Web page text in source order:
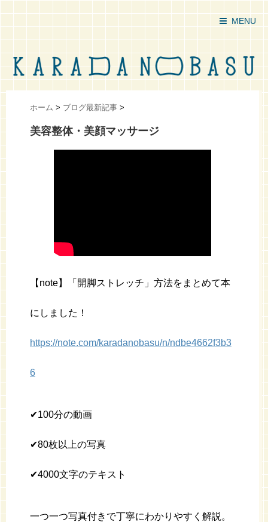
MENU
ホーム > ブログ最新記事 >
美容整体・美顔マッサージ
【note】「開脚ストレッチ」方法をまとめて本
にしました！
https://note.com/karadanobasu/n/ndbe4662f3b3
6
✔︎100分の動画
✔︎80枚以上の写真
✔︎4000文字のテキスト
一つ一つ写真付きで丁寧にわかりやすく解説。